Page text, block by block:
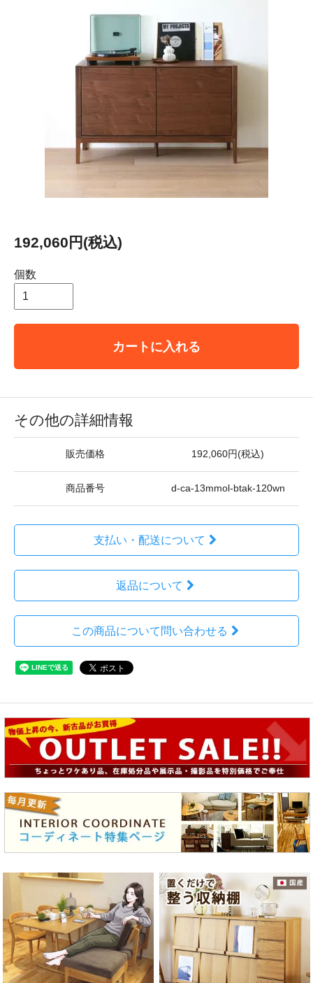
192,060円(税込)
個数
カートに入れる
その他の詳細情報
販売価格 192,060円(税込)
商品番号 d-ca-13mmol-btak-120wn
支払い・配送について
返品について
この商品について問い合わせる